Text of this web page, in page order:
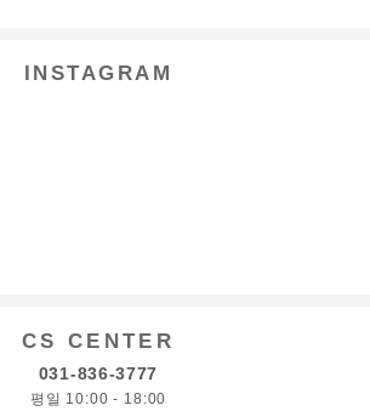
INSTAGRAM
CS CENTER
031-836-3777
평일 10:00 - 18:00